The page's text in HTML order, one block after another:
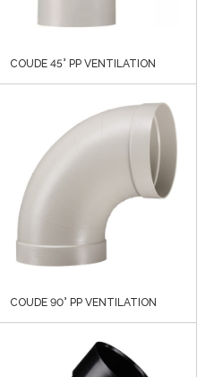
COUDE 45° PP VENTILATION
COUDE 90° PP VENTILATION